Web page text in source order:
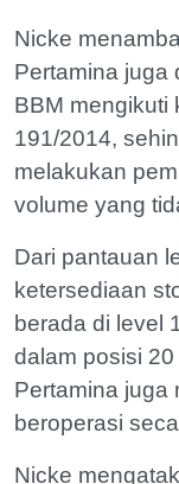
Nicke
Pertamina juga
BBM mengikuti
191/2014,
melakukan
volume yang
Dari pantauan
ketersediaan
berada di level
dalam posisi
Pertamina juga
beroperasi
Nicke